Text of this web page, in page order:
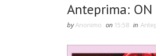
Anteprima: ON
byAnonimo on 15:58 in